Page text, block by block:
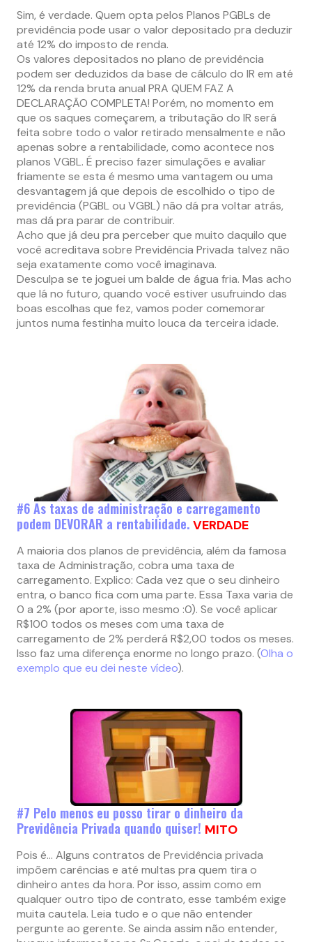
Sim, é verdade. Quem opta pelos Planos PGBLs de
previdência pode usar o valor depositado pra deduzir
até 12% do imposto de renda.
Os valores depositados no plano de previdência
podem ser deduzidos da base de cálculo do IR em até
12% da renda bruta anual PRA QUEM FAZ A
DECLARAÇÃO COMPLETA! Porém, no momento em
que os saques começarem, a tributação do IR será
feita sobre todo o valor retirado mensalmente e não
apenas sobre a rentabilidade, como acontece nos
planos VGBL. É preciso fazer simulações e avaliar
friamente se esta é mesmo uma vantagem ou uma
desvantagem já que depois de escolhido o tipo de
previdência (PGBL ou VGBL) não dá pra voltar atrás,
mas dá pra parar de contribuir.
Acho que já deu pra perceber que muito daquilo que
você acreditava sobre Previdência Privada talvez não
seja exatamente como você imaginava.
Desculpa se te joguei um balde de água fria. Mas acho
que lá no futuro, quando você estiver usufruindo das
boas escolhas que fez, vamos poder comemorar
juntos numa festinha muito louca da terceira idade.
#6 As taxas de administração e carregamento
podem DEVORAR a rentabilidade. VERDADE
A maioria dos planos de previdência, além da famosa
taxa de Administração, cobra uma taxa de
carregamento. Explico: Cada vez que o seu dinheiro
entra, o banco fica com uma parte. Essa Taxa varia de
0 a 2% (por aporte, isso mesmo :0). Se você aplicar
R$100 todos os meses com uma taxa de
carregamento de 2% perderá R$2,00 todos os meses.
Isso faz uma diferença enorme no longo prazo. (Olha o
exemplo que eu dei neste vídeo).
#7 Pelo menos eu posso tirar o dinheiro da
Previdência Privada quando quiser! MITO
Pois é… Alguns contratos de Previdência privada
impõem carências e até multas pra quem tira o
dinheiro antes da hora. Por isso, assim como em
qualquer outro tipo de contrato, esse também exige
muita cautela. Leia tudo e o que não entender
pergunte ao gerente. Se ainda assim não entender,